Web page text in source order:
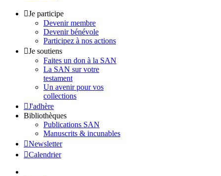
Je participe
Devenir membre
Devenir bénévole
Participez à nos actions
Je soutiens
Faites un don à la SAN
La SAN sur votre
testament
Un avenir pour vos
collections
J'adhère
Bibliothèques
Publications SAN
Manuscrits & incunables
Newsletter
Calendrier